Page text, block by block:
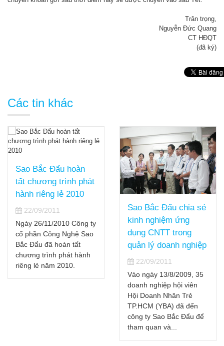
Trân trọng,
Nguyễn Đức Quang
CT HĐQT
(đã ký)
Các tin khác
Sao Bắc Đẩu hoàn
tất chương trình phát
hành riêng lẻ 2010
22/09/2011
Ngày 26/11/2010 Công ty
cổ phần Công Nghệ Sao
Bắc Đẩu đã hoàn tất
chương trình phát hành
riêng lẻ năm 2010.
Sao Bắc Đẩu chia sẻ
kinh nghiệm ứng
dụng CNTT trong
quản lý doanh nghiệp
22/09/2011
Vào ngày 13/8/2009, 35
doanh nghiệp hội viên
Hội Doanh Nhân Trẻ
TP.HCM (YBA) đã đến
công ty Sao Bắc Đẩu để
tham quan và...